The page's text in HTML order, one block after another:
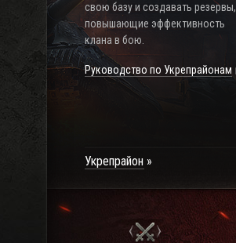
свою базу и создавать резервы,
повышающие эффективность
клана в бою.
Руководство по Укрепрайонам
Укрепрайон